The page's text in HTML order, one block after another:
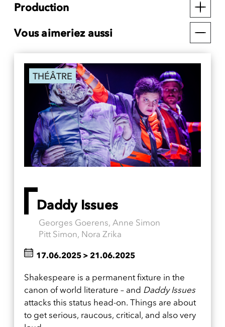
Production
Vous aimeriez aussi
THÉÂTRE
Daddy Issues
Georges Goerens, Anne Simon
Pitt Simon, Nora Zrika
Shakespeare is a permanent fixture in the
canon of world literature – and Daddy Issues
attacks this status head-on. Things are about
to get serious, raucous, critical, and also very
17.06.2025 > 21.06.2025